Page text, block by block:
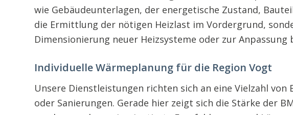
wie Gebäudeunterlagen, der energetische Zustand,
die Ermittlung der nötigen Heizlast im Vordergrund,
Dimensionierung neuer Heizsysteme oder zur Anpassung
Individuelle Wärmeplanung für die Region Vogt
Unsere Dienstleistungen richten sich an eine Vielzahl
oder Sanierungen. Gerade hier zeigt sich die Stärke der